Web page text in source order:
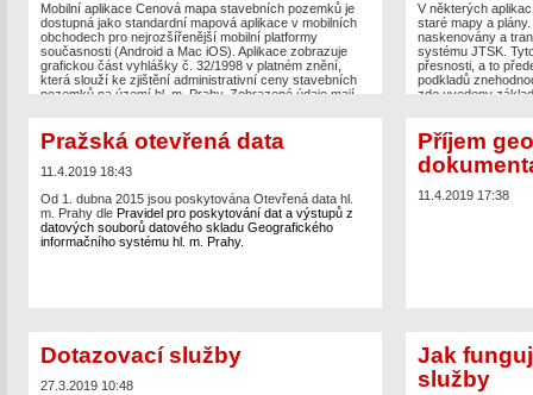
Mobilní aplikace Cenová mapa stavebních pozemků je
dostupná jako standardní mapová aplikace v mobilních
obchodech pro nejrozšířenější mobilní platformy
současnosti (Android a Mac iOS). Aplikace zobrazuje
grafickou část vyhlášky č. 32/1998 v platném znění,
která slouží ke zjištění administrativní ceny stavebních
pozemků na území hl. m. Prahy. Zobrazené údaje mají
jednotlivých ustanovení výše uvedené vyhlášky.
V některých
staré mapy a
naskenovány a
systému JTSK.
přesnosti, a to
podkladů
zde uvedeny
Pražská otevřená data
11.4.2019 18:43
Od 1. dubna 2015 jsou poskytována Otevřená data hl.
m. Prahy dle Pravidel pro poskytování dat a výstupů z
datových souborů datového skladu Geografického
informačního systému hl. m. Prahy.
Příjem
11.4.2019 17:38
Dotazovací služby
27.3.2019 10:48
Jak
služby